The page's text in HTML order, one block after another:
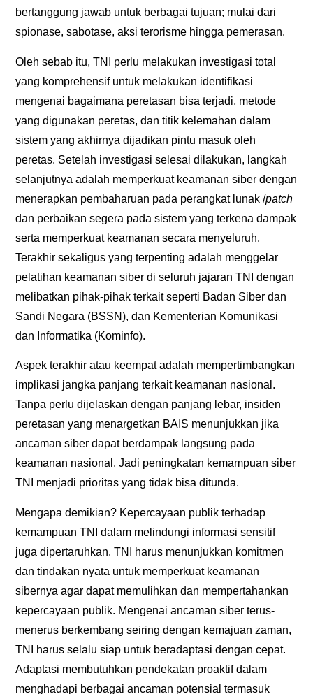
bertanggung jawab untuk berbagai tujuan; mulai dari
spionase, sabotase, aksi terorisme hingga pemerasan.
Oleh sebab itu, TNI perlu melakukan investigasi total
yang komprehensif untuk melakukan identifikasi
mengenai bagaimana peretasan bisa terjadi, metode
yang digunakan peretas, dan titik kelemahan dalam
sistem yang akhirnya dijadikan pintu masuk oleh
peretas. Setelah investigasi selesai dilakukan, langkah
selanjutnya adalah memperkuat keamanan siber dengan
menerapkan pembaharuan pada perangkat lunak /patch
dan perbaikan segera pada sistem yang terkena dampak
serta memperkuat keamanan secara menyeluruh.
Terakhir sekaligus yang terpenting adalah menggelar
pelatihan keamanan siber di seluruh jajaran TNI dengan
melibatkan pihak-pihak terkait seperti Badan Siber dan
Sandi Negara (BSSN), dan Kementerian Komunikasi
dan Informatika (Kominfo).
Aspek terakhir atau keempat adalah mempertimbangkan
implikasi jangka panjang terkait keamanan nasional.
Tanpa perlu dijelaskan dengan panjang lebar, insiden
peretasan yang menargetkan BAIS menunjukkan jika
ancaman siber dapat berdampak langsung pada
keamanan nasional. Jadi peningkatan kemampuan siber
TNI menjadi prioritas yang tidak bisa ditunda.
Mengapa demikian? Kepercayaan publik terhadap
kemampuan TNI dalam melindungi informasi sensitif
juga dipertaruhkan. TNI harus menunjukkan komitmen
dan tindakan nyata untuk memperkuat keamanan
sibernya agar dapat memulihkan dan mempertahankan
kepercayaan publik. Mengenai ancaman siber terus-
menerus berkembang seiring dengan kemajuan zaman,
TNI harus selalu siap untuk beradaptasi dengan cepat.
Adaptasi membutuhkan pendekatan proaktif dalam
menghadapi berbagai ancaman potensial termasuk